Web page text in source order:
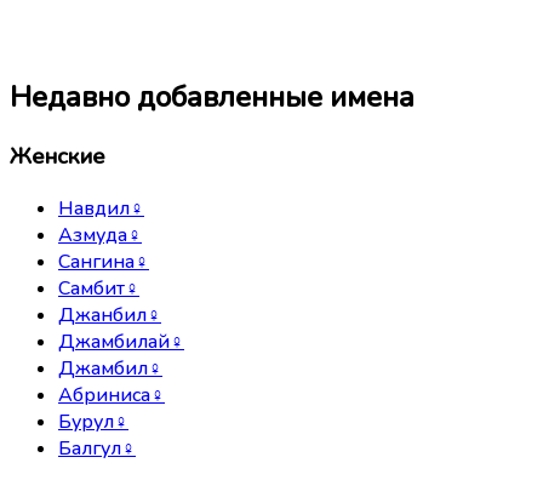
Недавно добавленные имена
Женские
Навдил♀
Азмуда♀
Сангина♀
Самбит♀
Джанбил♀
Джамбилай♀
Джамбил♀
Абриниса♀
Бурул♀
Балгул♀